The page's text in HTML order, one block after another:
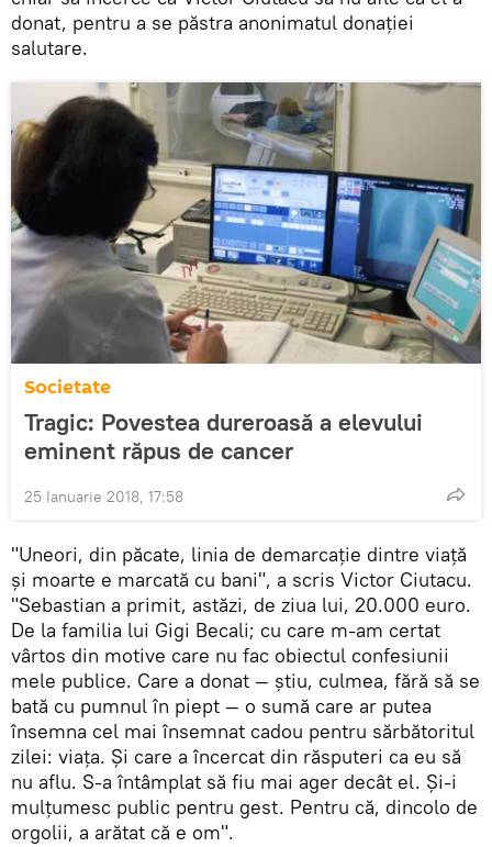
donat, pentru a se păstra anonimatul donației
salutare.
Societate
Tragic: Povestea dureroasă a elevului
eminent răpus de cancer
25 Ianuarie 2018, 17:58
"Uneori, din păcate, linia de demarcație dintre viață
și moarte e marcată cu bani", a scris Victor Ciutacu.
"Sebastian a primit, astăzi, de ziua lui, 20.000 euro.
De la familia lui Gigi Becali; cu care m-am certat
vârtos din motive care nu fac obiectul confesiunii
mele publice. Care a donat — știu, culmea, fără să se
bată cu pumnul în piept — o sumă care ar putea
însemna cel mai însemnat cadou pentru sărbătoritul
zilei: viața. Și care a încercat din răsputeri ca eu să
nu aflu. S-a întâmplat să fiu mai ager decât el. Și-i
mulțumesc public pentru gest. Pentru că, dincolo de
orgolii, a arătat că e om".